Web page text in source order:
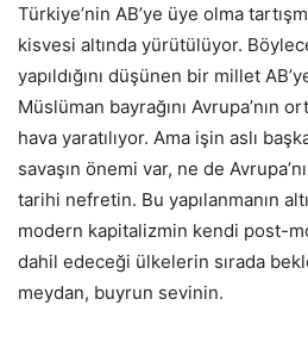
Türkiye’nin AB’ye üye olma
kisvesi altında yürütülüyor.
yapıldığını düşünen bir millet
Müslüman bayrağını Avrupa’nın
hava yaratılıyor. Ama işin aslı
savaşın önemi var, ne de
tarihi nefretin. Bu yapılanmanın
modern kapitalizmin kendi post-
dahil edeceği ülkelerin sırada
meydan, buyrun sevinin.